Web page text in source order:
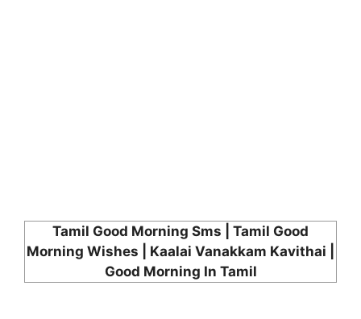
Tamil Good Morning Sms | Tamil Good
Morning Wishes | Kaalai Vanakkam Kavithai |
Good Morning In Tamil